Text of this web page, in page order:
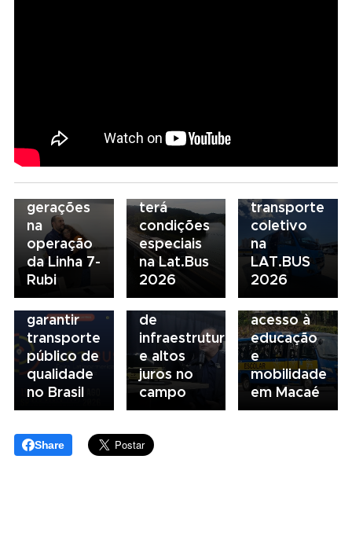
para filha:
amor pela
ferrovia
une
gerações
na
operação
da Linha 7-
Rubi
07/08/2026
Serviços
Financeiros
terá
condições
especiais
na Lat.Bus
2026
financiamento
do
transporte
coletivo
na
LAT.BUS
2026
06/08/2026
Seminário
debate
novo
modelo
de
financiamento
para
garantir
transporte
público de
qualidade
no Brasil
05/08/2026
Presidente
da FAESP
alerta para
gargalos
de
infraestrutura
e altos
juros no
campo
04/08/2026
Renovação
da frota
escolar
fortalece
acesso à
educação
e
mobilidade
em Macaé
Share